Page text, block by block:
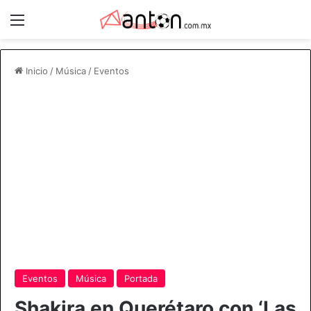
Menú
Inicio / Música / Eventos
Eventos Música Portada